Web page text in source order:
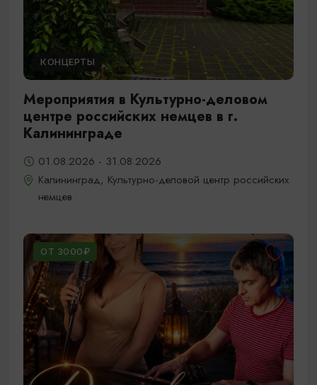
КОНЦЕРТЫ
Мероприятия в Культурно-деловом
центре российских немцев в г.
Калининграде
01.08.2026 - 31.08.2026
Калининград, Культурно-деловой центр российских
немцев
ОТ 3000₽